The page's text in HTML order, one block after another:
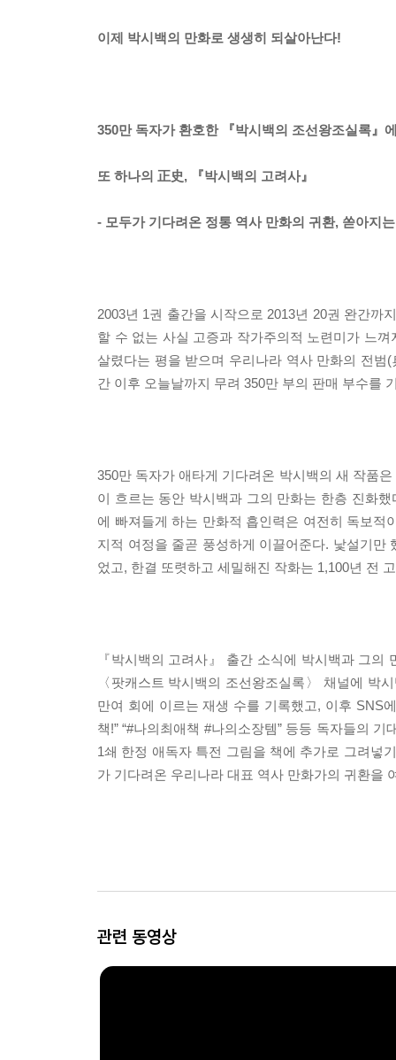
이제 박시백의 만화로 생생히 되살아난다!
350만 독자가 환호한 『박시백의 조선왕조실록』
또 하나의 正史, 『박시백의 고려사』
- 모두가 기다려온 정통 역사 만화의 귀환, 쏟아지
2003년 1권 출간을 시작으로 2013년 20권 완간까
할 수 없는 사실 고증과 작가주의적 노련미가 느
살렸다는 평을 받으며 우리나라 역사 만화의 전
간 이후 오늘날까지 무려 350만 부의 판매 부수를
350만 독자가 애타게 기다려온 박시백의 새 작품
이 흐르는 동안 박시백과 그의 만화는 한층 진화
에 빠져들게 하는 만화적 흡인력은 여전히 독보
지적 여정을 줄곧 풍성하게 이끌어준다. 낯설기
었고, 한결 또렷하고 세밀해진 작화는 1,100년 전
『박시백의 고려사』 출간 소식에 박시백과 그
〈팟캐스트 박시백의 조선왕조실록〉 채널에 박
만여 회에 이르는 재생 수를 기록했고, 이후 SNS
책!” “#나의최애책 #나의소장템” 등등 독자들의
1쇄 한정 애독자 특전 그림을 책에 추가로 그려넣
가 기다려온 우리나라 대표 역사 만화가의 귀환을
관련 동영상